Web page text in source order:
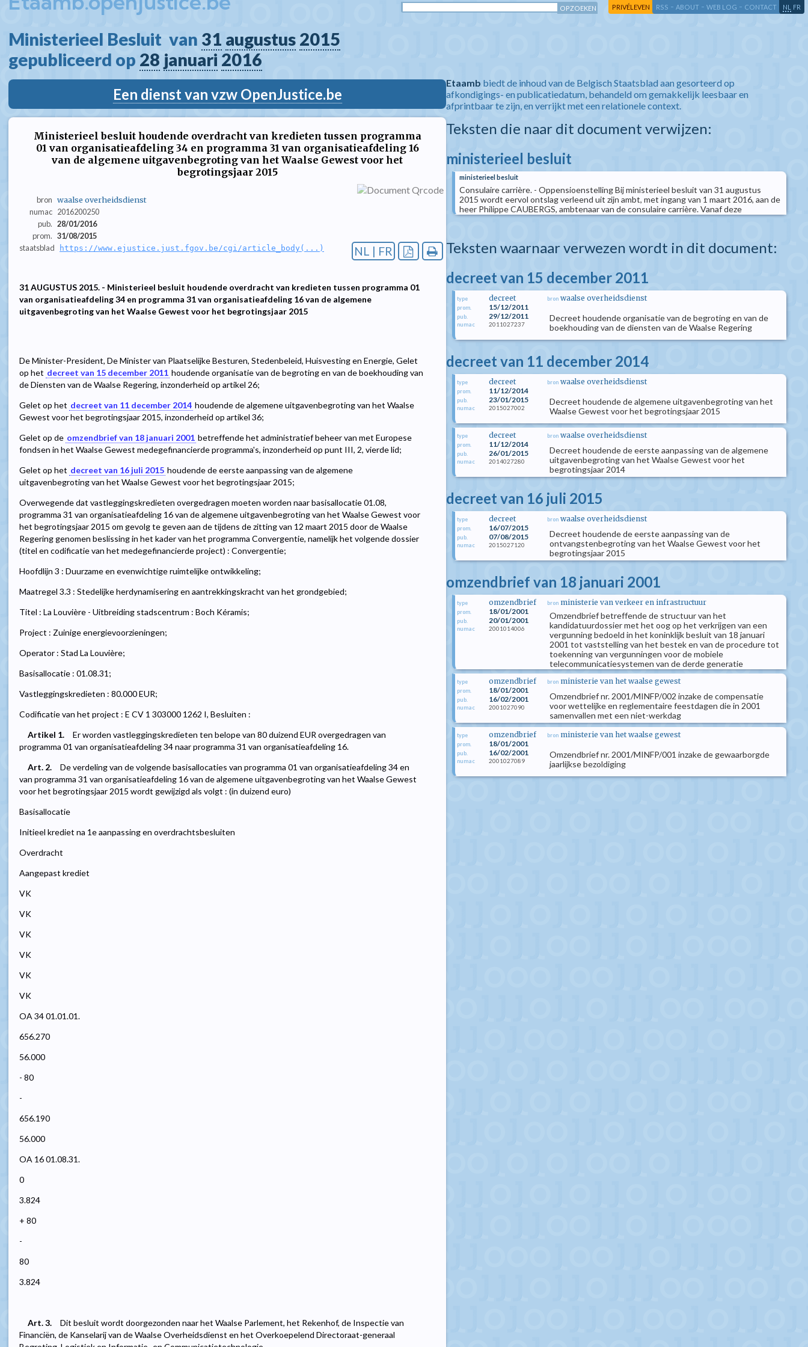
PRIVÉLEVEN RSS - ABOUT - WEB LOG - CONTACT NL FR
Ministerieel Besluit  van 31 augustus 2015
gepubliceerd op 28 januari 2016
Een dienst van vzw OpenJustice.be
Ministerieel besluit houdende overdracht van kredieten tussen programma
01 van organisatieafdeling 34 en programma 31 van organisatieafdeling 16
van de algemene uitgavenbegroting van het Waalse Gewest voor het
begrotingsjaar 2015
bron waalse overheidsdienst
numac 2016200250
pub. 28/01/2016
prom. 31/08/2015
staatsblad
https://www.ejustice.just.fgov.be/cgi/article_body(...) NL | FR
31 AUGUSTUS 2015. - Ministerieel besluit houdende overdracht van kredieten tussen programma 01
van organisatieafdeling 34 en programma 31 van organisatieafdeling 16 van de algemene
uitgavenbegroting van het Waalse Gewest voor het begrotingsjaar 2015
De Minister-President, De Minister van Plaatselijke Besturen, Stedenbeleid, Huisvesting en Energie, Gelet
op het decreet van 15 december 2011 houdende organisatie van de begroting en van de boekhouding van
de Diensten van de Waalse Regering, inzonderheid op artikel 26;
Gelet op het decreet van 11 december 2014 houdende de algemene uitgavenbegroting van het Waalse
Gewest voor het begrotingsjaar 2015, inzonderheid op artikel 36;
Gelet op de omzendbrief van 18 januari 2001 betreffende het administratief beheer van met Europese
fondsen in het Waalse Gewest medegefinancierde programma's, inzonderheid op punt III, 2, vierde lid;
Gelet op het decreet van 16 juli 2015 houdende de eerste aanpassing van de algemene
uitgavenbegroting van het Waalse Gewest voor het begrotingsjaar 2015;
Overwegende dat vastleggingskredieten overgedragen moeten worden naar basisallocatie 01.08,
programma 31 van organisatieafdeling 16 van de algemene uitgavenbegroting van het Waalse Gewest voor
het begrotingsjaar 2015 om gevolg te geven aan de tijdens de zitting van 12 maart 2015 door de Waalse
Regering genomen beslissing in het kader van het programma Convergentie, namelijk het volgende dossier
(titel en codificatie van het medegefinancierde project) : Convergentie;
Hoofdlijn 3 : Duurzame en evenwichtige ruimtelijke ontwikkeling;
Maatregel 3.3 : Stedelijke herdynamisering en aantrekkingskracht van het grondgebied;
Titel : La Louvière - Uitbreiding stadscentrum : Boch Kéramis;
Project : Zuinige energievoorzieningen;
Operator : Stad La Louvière;
Basisallocatie : 01.08.31;
Vastleggingskredieten : 80.000 EUR;
Codificatie van het project : E CV 1 303000 1262 I, Besluiten :
Artikel 1.
Er worden vastleggingskredieten ten belope van 80 duizend EUR overgedragen van
programma 01 van organisatieafdeling 34 naar programma 31 van organisatieafdeling 16.
Art. 2.
De verdeling van de volgende basisallocaties van programma 01 van organisatieafdeling 34 en
van programma 31 van organisatieafdeling 16 van de algemene uitgavenbegroting van het Waalse Gewest
voor het begrotingsjaar 2015 wordt gewijzigd als volgt : (in duizend euro)
Basisallocatie
Initieel krediet na 1e aanpassing en overdrachtsbesluiten
Overdracht
Aangepast krediet
VK
VK
VK
VK
VK
VK
OA 34 01.01.01.
656.270
56.000
- 80
-
656.190
56.000
OA 16 01.08.31.
0
3.824
+ 80
-
80
3.824
Art. 3.
Dit besluit wordt doorgezonden naar het Waalse Parlement, het Rekenhof, de Inspectie van
Financiën, de Kanselarij van de Waalse Overheidsdienst en het Overkoepelend Directoraat-generaal
Etaamb biedt de inhoud van de Belgisch Staatsblad aan gesorteerd op
afkondigings- en publicatiedatum, behandeld om gemakkelijk leesbaar en
afprintbaar te zijn, en verrijkt met een relationele context.
Teksten die naar dit document verwijzen:
ministerieel besluit
ministerieel besluit
Consulaire carrière. - Oppensioenstelling Bij ministerieel besluit van 31 augustus
2015 wordt eervol ontslag verleend uit zijn ambt, met ingang van 1 maart 2016, aan de
heer Philippe CAUBERGS, ambtenaar van de consulaire carrière. Vanaf deze
Teksten waarnaar verwezen wordt in dit document:
decreet van 15 december 2011
type decreet
prom. 15/12/2011
pub. 29/12/2011
numac 2011027237
bron waalse overheidsdienst
Decreet houdende organisatie van de begroting en van de
boekhouding van de diensten van de Waalse Regering
decreet van 11 december 2014
type decreet
prom. 11/12/2014
pub. 23/01/2015
numac 2015027002
bron waalse overheidsdienst
Decreet houdende de algemene uitgavenbegroting van het
Waalse Gewest voor het begrotingsjaar 2015
type decreet
prom. 11/12/2014
pub. 26/01/2015
numac 2014027280
bron waalse overheidsdienst
Decreet houdende de eerste aanpassing van de algemene
uitgavenbegroting van het Waalse Gewest voor het
begrotingsjaar 2014
decreet van 16 juli 2015
type decreet
prom. 16/07/2015
pub. 07/08/2015
numac 2015027120
bron waalse overheidsdienst
Decreet houdende de eerste aanpassing van de
ontvangstenbegroting van het Waalse Gewest voor het
begrotingsjaar 2015
omzendbrief van 18 januari 2001
type omzendbrief
prom. 18/01/2001
pub. 20/01/2001
numac 2001014006
bron ministerie van verkeer en infrastructuur
Omzendbrief betreffende de structuur van het
kandidatuurdossier met het oog op het verkrijgen van een
vergunning bedoeld in het koninklijk besluit van 18 januari
2001 tot vaststelling van het bestek en van de procedure tot
toekenning van vergunningen voor de mobiele
telecommunicatiesystemen van de derde generatie
type omzendbrief
prom. 18/01/2001
pub. 16/02/2001
numac 2001027090
bron ministerie van het waalse gewest
Omzendbrief nr. 2001/MINFP/002 inzake de compensatie
voor wettelijke en reglementaire feestdagen die in 2001
samenvallen met een niet-werkdag
type omzendbrief
prom. 18/01/2001
pub. 16/02/2001
numac 2001027089
bron ministerie van het waalse gewest
Omzendbrief nr. 2001/MINFP/001 inzake de gewaarborgde
jaarlijkse bezoldiging